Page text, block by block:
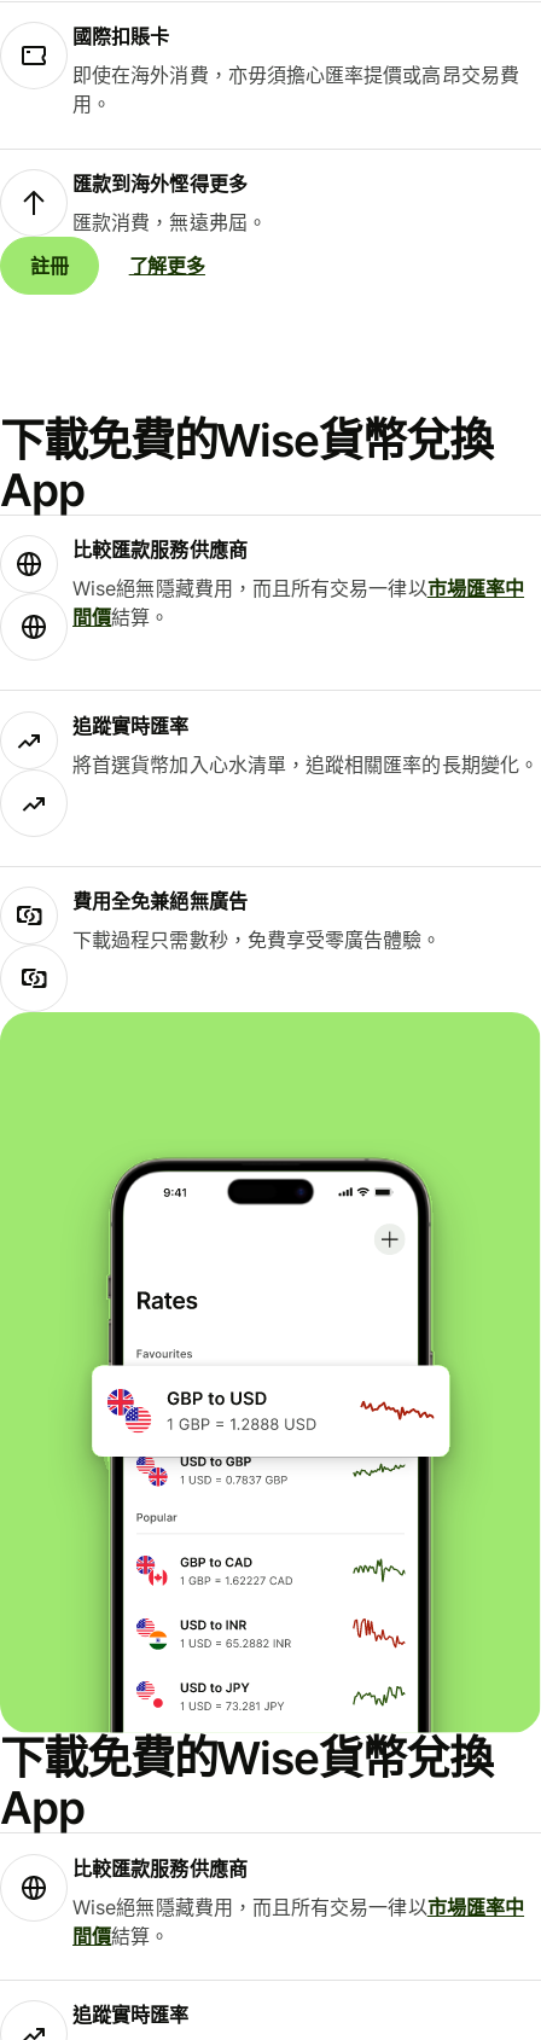
國際扣賬卡
即使在海外消費，亦毋須擔心匯率提價或高昂交易費
用。
匯款到海外慳得更多
匯款消費，無遠弗屆。
註冊
了解更多
下載免費的Wise貨幣兌換
App
比較匯款服務供應商
Wise絕無隱藏費用，而且所有交易一律以市場匯率中
間價結算。
追蹤實時匯率
將首選貨幣加入心水清單，追蹤相關匯率的長期變化。
費用全免兼絕無廣告
下載過程只需數秒，免費享受零廣告體驗。
下載免費的Wise貨幣兌換
App
比較匯款服務供應商
Wise絕無隱藏費用，而且所有交易一律以市場匯率中
間價結算。
追蹤實時匯率